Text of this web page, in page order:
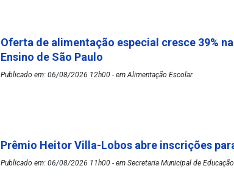
Oferta de alimentação especial cresce 39%
Ensino de São Paulo
Publicado em: 06/08/2026 12h00 - em Alimentação Escolar
Prêmio Heitor Villa-Lobos abre inscrições
Publicado em: 06/08/2026 11h00 - em Secretaria Municipal de Educação